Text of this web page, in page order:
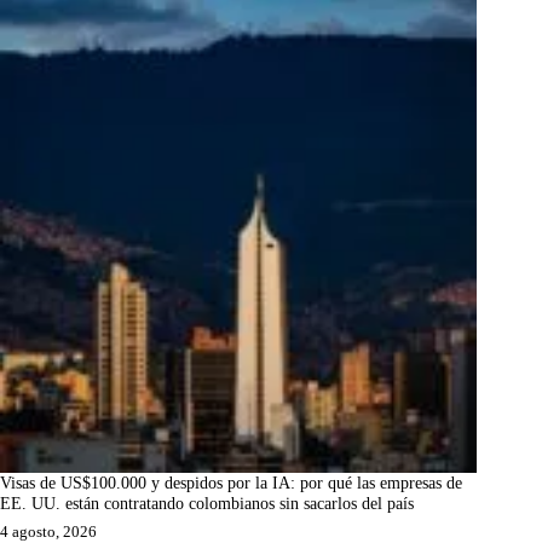
Visas de US$100.000 y despidos por la IA: por qué las empresas de
EE. UU. están contratando colombianos sin sacarlos del país
4 agosto, 2026